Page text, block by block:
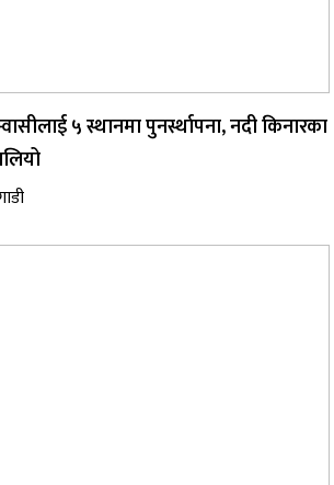
५ स्थानमा पुनर्स्थापना, नदी किनारका